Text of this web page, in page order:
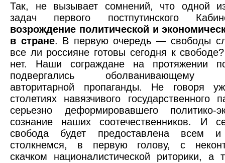
Так, не вызывает сомнений, что одной
задач первого постпутинского
возрождение политической и
в стране. В первую очередь — свободы
все ли россияне готовы сегодня к
нет. Наши сограждане на протяжении
подвергались оболванивающему
авторитарной пропаганды. Не говоря
столетиях навязчивого государственного
серьезно деформировавшего политико-
сознание наших соотечественников. И
свобода будет предоставлена всем
столкнемся, в первую голову, с
скачком националистической риторики, а